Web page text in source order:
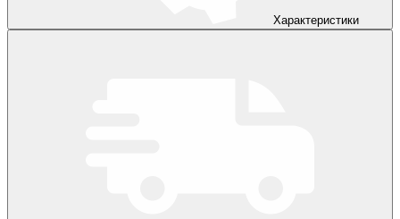
Характеристики